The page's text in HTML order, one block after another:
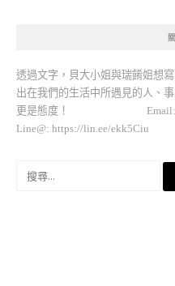
透過文字，貝大小姐與瑞餚姐想
出在我們的生活中所遇見的人、
更是態度！ Email:
Line@: https://lin.ee/ekk5Ciu